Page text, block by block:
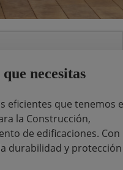
necesitas
eficientes que tenemos
la Construcción,
de edificaciones. Con
durabilidad y